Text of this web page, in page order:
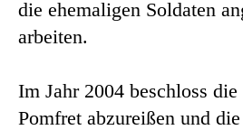
die ehemaligen Soldaten
arbeiten.
Im Jahr 2004 beschloss
Pomfret abzureißen und